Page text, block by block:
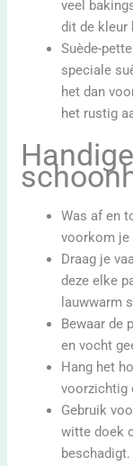
veel
dit de kleur
Suède-
speciale
het dan
het rustig
Was af en
voorkom je
Draag je
deze elke
lauwwarm
Bewaar de
en vocht
Hang het
voorzichtig
Gebruik
witte doek
beschadigt.